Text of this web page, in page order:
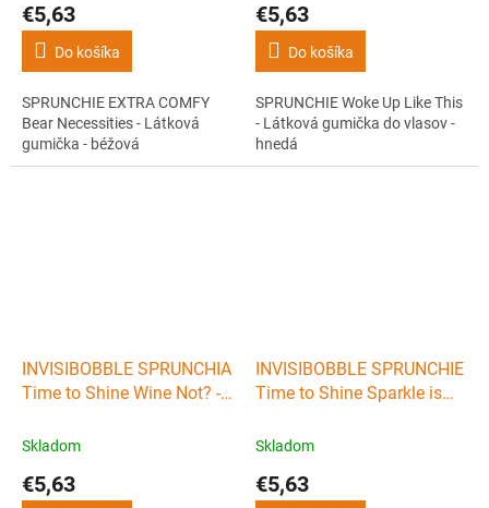
€5,63
Do košíka
SPRUNCHIE EXTRA COMFY
Bear Necessities - Látková
gumička - béžová
€5,63
Do košíka
SPRUNCHIE Woke Up Like This
- Látková gumička do vlasov -
hnedá
INVISIBOBBLE SPRUNCHIA
Time to Shine Wine Not? -
- vínovo červená
Skladom
€5,63
INVISIBOBBLE SPRUNCHIE
Time to Shine Sparkle is
vlasov
Skladom
€5,63